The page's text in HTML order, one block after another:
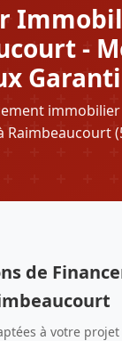
-
Garanti
Raimbeaucourt
de
à votre